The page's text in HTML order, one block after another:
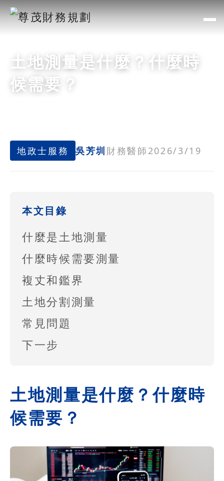
土地測量是什麼？什麼時
候需要？
地政士服務 吳芳圳 財務醫師 2026/3/19
本文目錄
什麼是土地測量
什麼時候需要測量
複丈和鑑界
土地分割測量
常見問題
下一步
土地測量是什麼？什麼時
候需要？